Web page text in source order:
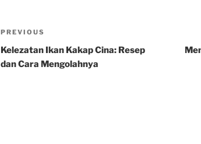
Post
navigation
Previous
Post
PREVIOUS
Kelezatan Ikan Kakap Cina: Resep
dan Cara Mengolahnya